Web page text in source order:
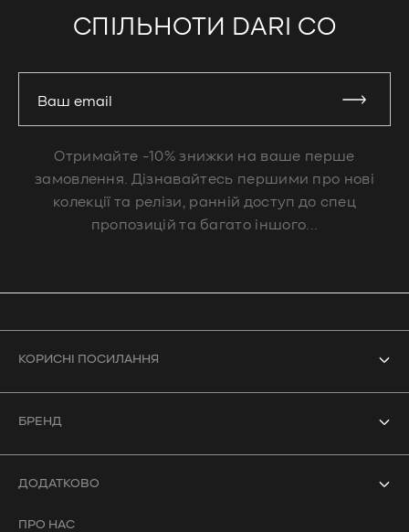
СПІЛЬНОТИ DARI CO
Ваш email
Отримайте -10% знижки на ваше перше
замовлення. Дізнавайтесь першими про нові
колекції та релізи, ранній доступ до спец
пропозицій та багато іншого...
ПРО НАС
КОРИСНІ ПОСИЛАННЯ
Купальники
БРЕНД
ДОДАТКОВО